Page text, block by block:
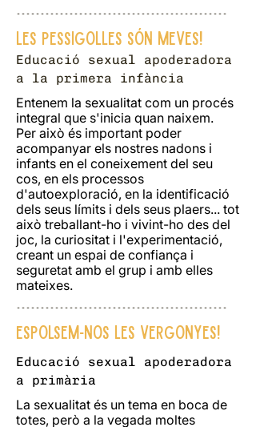
--------------------------------------------
Les pessigolles són meves!
Educació sexual apoderadora
a la primera infància
Entenem la sexualitat com un procés
integral que s'inicia quan naixem.
Per això és important poder
acompanyar els nostres nadons i
infants en el coneixement del seu
cos, en els processos
d'autoexploració, en la identificació
dels seus límits i dels seus plaers... tot
això treballant-ho i vivint-ho des del
joc, la curiositat i l'experimentació,
creant un espai de confiança i
seguretat amb el grup i amb elles
mateixes.
--------------------------------------------
Espolsem-nos les vergonyes!
Educació sexual apoderadora
a primària
La sexualitat és un tema en boca de
totes, però a la vegada moltes